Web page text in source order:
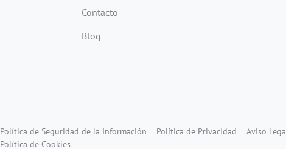
Contacto
Blog
Política de Seguridad de la Información Política de Privacidad
Aviso
Política de Cookies